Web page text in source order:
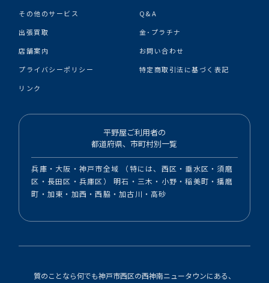
その他のサービス
Q&A
出張買取
金･プラチナ
店舗案内
お問い合わせ
プライバシーポリシー
特定商取引法に基づく表記
リンク
平野屋ご利用者の
都道府県、市町村別一覧
兵庫・大阪・神戸市全域 （特には、西区・垂水区・須磨
区・長田区・兵庫区） 明石・三木・小野・稲美町・播磨
町・加東・加西・西脇・加古川・高砂
質のことなら何でも神戸市西区の西神南ニュータウンにある、